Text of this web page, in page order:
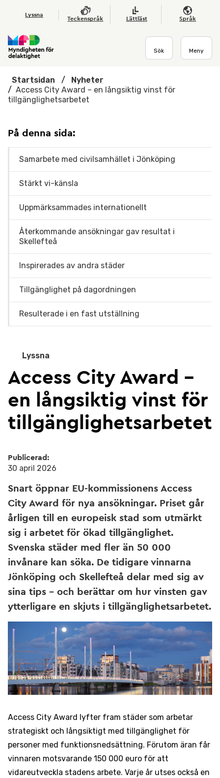
Hoppa till huvudmenyn
Lyssna
Teckenspråk Lättläst Språk
Sök Meny
Startsidan /
Nyheter
/ Access City Award – en långsiktig vinst för
tillgänglighetsarbetet
Lyssna
Access City Award –
en långsiktig vinst för
tillgänglighetsarbetet
Publicerad:
30 april 2026
Snart öppnar EU-kommissionens Access
City Award för nya ansökningar. Priset går
årligen till en europeisk stad som utmärkt
sig i arbetet för ökad tillgänglighet.
Svenska städer med fler än 50 000
invånare kan söka. De tidigare vinnarna
Jönköping och Skellefteå delar med sig av
sina tips – och berättar om hur vinsten gav
ytterligare en skjuts i tillgänglighetsarbetet.
Access City Award lyfter fram städer som arbetar
strategiskt och långsiktigt med tillgänglighet för
personer med funktionsnedsättning. Förutom äran får
vinnaren motsvarande 150 000 euro för att
vidareutveckla stadens arbete. Varje år utses också en
På denna sida:
Samarbete med civilsamhället i Jönköping
Stärkt vi-känsla
Uppmärksammades internationellt
Återkommande ansökningar gav resultat i
Skellefteå
Inspirerades av andra städer
Tillgänglighet på dagordningen
Resulterade i en fast utställning